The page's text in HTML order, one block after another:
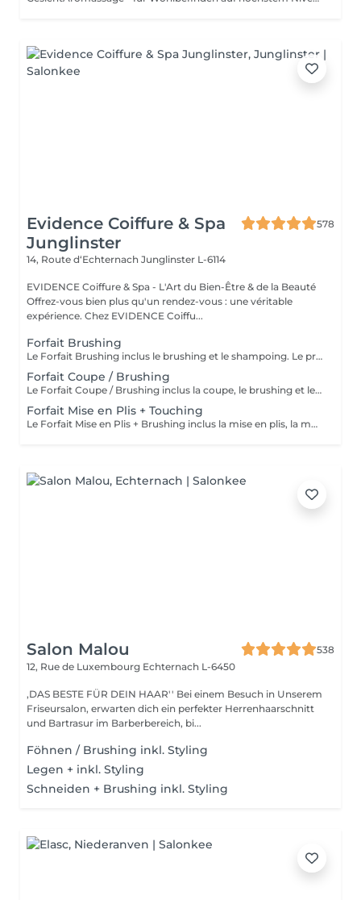
Evidence Coiffure & Spa
Junglinster
578
14, Route d‘Echternach Junglinster L-6114
EVIDENCE Coiffure & Spa - L'Art du Bien-Être & de la Beauté
Offrez-vous bien plus qu'un rendez-vous : une véritable
expérience. Chez EVIDENCE Coiffu...
Forfait Brushing
Le Forfait Brushing inclus le brushing et le shampoing. Le prix pourra varier en fonction de la longueur des cheveux. Pour tout renseignement complémentaire, n'hésitez pas à nous appeler.
Forfait Coupe / Brushing
Le Forfait Coupe / Brushing inclus la coupe, le brushing et le shampoing. Le prix pourra varier en fonction de la longueur des cheveux. Pour tout renseignement complémentaire, n'hésitez pas à nous appeler.
Forfait Mise en Plis + Touching
Le Forfait Mise en Plis + Brushing inclus la mise en plis, la mousse et le shampoing. Le prix pourra varier en fonction de la longueur des cheveux. Pour tout renseignement complémentaire, n'hésitez pas à nous appeler.
Salon Malou
538
12, Rue de Luxembourg Echternach L-6450
,DAS BESTE FÜR DEIN HAAR'' Bei einem Besuch in Unserem
Friseursalon, erwarten dich ein perfekter Herrenhaarschnitt
und Bartrasur im Barberbereich, bi...
Föhnen / Brushing inkl. Styling
Legen + inkl. Styling
Schneiden + Brushing inkl. Styling